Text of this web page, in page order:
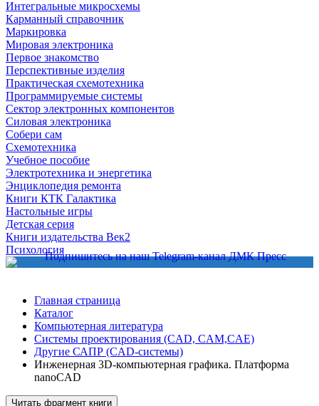
Интегральные микросхемы
Карманный справочник
Маркировка
Мировая электроника
Первое знакомство
Перспективные изделия
Практическая схемотехника
Программируемые системы
Сектор электронных компонентов
Силовая электроника
Собери сам
Схемотехника
Учебное пособие
Электротехника и энергетика
Энциклопедия ремонта
Книги КТК Галактика
Настольные игры
Детская серия
Книги издательства Век2
Психология
Главная страница
Каталог
Компьютерная литература
Системы проектирования (CAD, CAM,CAE)
Другие САПР (CAD-системы)
Инженерная 3D-компьютерная графика. Платформа
nanoCAD
Читать фрагмент книги